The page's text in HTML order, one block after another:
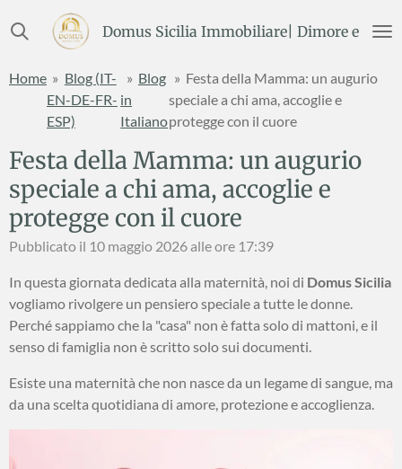
al
principale
Domus Sicilia Immobiliare| Dimore e
Home » Blog (IT-
EN-DE-FR-
ESP)
» Blog
in
Italiano
» Festa della Mamma: un augurio
speciale a chi ama, accoglie e
protegge con il cuore
Festa della Mamma: un augurio
speciale a chi ama, accoglie e
protegge con il cuore
Pubblicato il 10 maggio 2026 alle ore 17:39
In questa giornata dedicata alla maternità, noi di Domus Sicilia
vogliamo rivolgere un pensiero speciale a tutte le donne.
Perché sappiamo che la "casa" non è fatta solo di mattoni, e il
senso di famiglia non è scritto solo sui documenti.
Esiste una maternità che non nasce da un legame di sangue, ma
da una scelta quotidiana di amore, protezione e accoglienza.